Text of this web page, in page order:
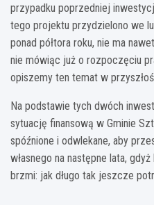
przypadku poprzedniej
tego projektu przydzielono we
ponad półtora roku, nie ma
nie mówiąc już o rozpoczęciu
opiszemy ten temat w
Na podstawie tych dwóch
sytuację finansową w Gminie
spóźnione i odwlekane, aby
własnego na następne lata,
brzmi: jak długo tak jeszcze